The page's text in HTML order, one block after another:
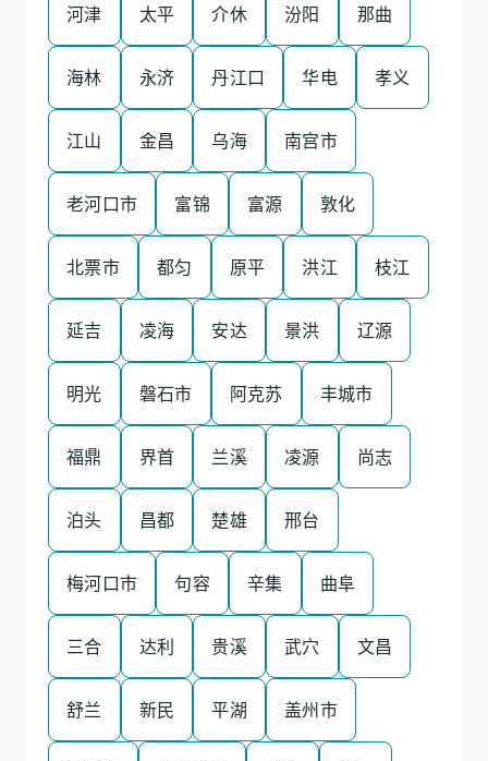
河津 太平 介休 汾阳 那曲
海林 永济 丹江口 华电 孝义
江山 金昌 乌海 南宫市
老河口市 富锦 富源 敦化
北票市 都匀 原平 洪江 枝江
延吉 凌海 安达 景洪 辽源
明光 磐石市 阿克苏 丰城市
福鼎 界首 兰溪 凌源 尚志
泊头 昌都 楚雄 邢台
梅河口市 句容 辛集 曲阜
三合 达利 贵溪 武穴 文昌
舒兰 新民 平湖 盖州市